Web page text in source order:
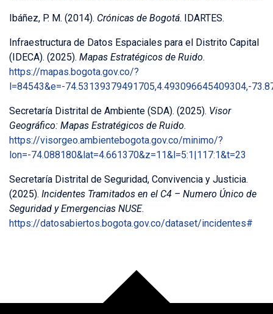
Ibáñez, P. M. (2014). Crónicas de Bogotá. IDARTES.
Infraestructura de Datos Espaciales para el Distrito Capital
(IDECA). (2025). Mapas Estratégicos de Ruido.
https://mapas.bogota.gov.co/?
l=84543&e=-74.53139379491705,4.493096645409304,-
Secretaría Distrital de Ambiente (SDA). (2025). Visor
Geográfico: Mapas Estratégicos de Ruido.
https://visorgeo.ambientebogota.gov.co/minimo/?
lon=-74.088180&lat=4.661370&z=11&l=5:1|117:1&t=23
Secretaría Distrital de Seguridad, Convivencia y Justicia.
(2025). Incidentes Tramitados en el C4 – Numero Único de
Seguridad y Emergencias NUSE.
https://datosabiertos.bogota.gov.co/dataset/incidentes#